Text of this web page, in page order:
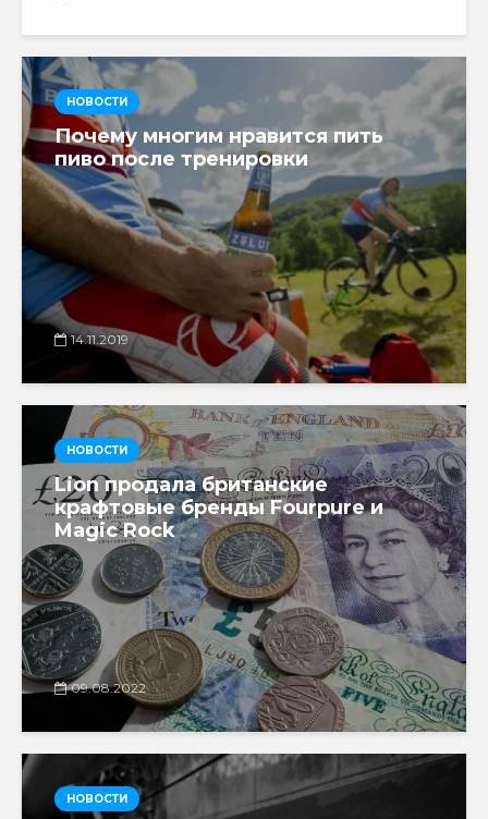
НОВОСТИ
Почему многим нравится пить
пиво после тренировки
14.11.2019
НОВОСТИ
Lion продала британские
крафтовые бренды Fourpure и
Magic Rock
09.08.2022
НОВОСТИ